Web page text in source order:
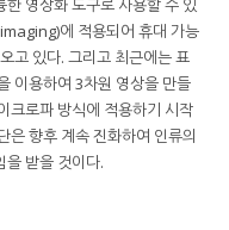
영상화 도구로 사용할 수 있
에 적용되어 휴대 가능
고 있다. 그리고 최근에는 표
이용하여 3차원 영상을 만들
크로파 방식에 적용하기 시작
은 향후 계속 진화하여 인류의
을 받을 것이다.